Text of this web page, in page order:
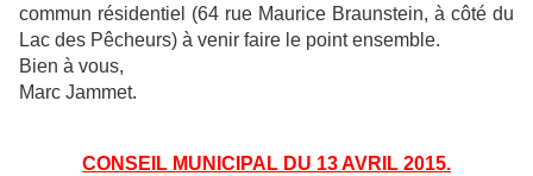
commun résidentiel (64 rue Maurice Braunstein, à côté du
Lac des Pêcheurs) à venir faire le point ensemble.
Bien à vous,
Marc Jammet.
CONSEIL MUNICIPAL DU 13 AVRIL 2015.